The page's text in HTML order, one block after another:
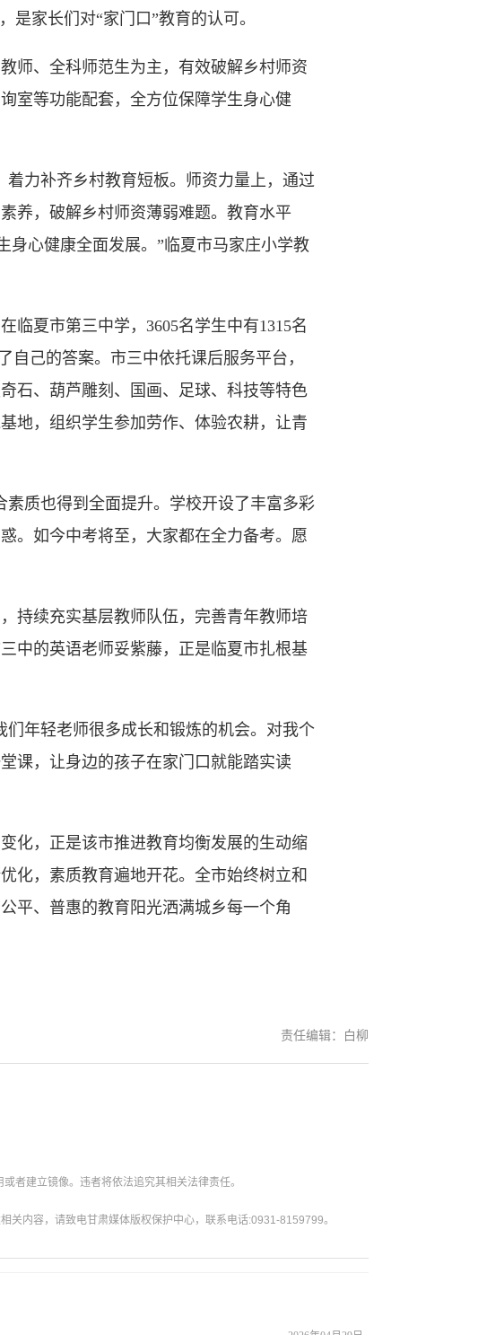
是家长们对“家门口”教育的认可。
、全科师范生为主，有效破解乡村师资
室等功能配套，全方位保障学生身心健
力补齐乡村教育短板。师资力量上，通过
养，破解乡村师资薄弱难题。教育水平
身心健康全面发展。”临夏市马家庄小学教
夏市第三中学，3605名学生中有1315名
自己的答案。市三中依托课后服务平台，
石、葫芦雕刻、国画、足球、科技等特色
地，组织学生参加劳作、体验农耕，让青
质也得到全面提升。学校开设了丰富多彩
。如今中考将至，大家都在全力备考。愿
续充实基层教师队伍，完善青年教师培
中的英语老师妥紫藤，正是临夏市扎根基
年轻老师很多成长和锻炼的机会。对我个
课，让身边的孩子在家门口就能踏实读
，正是该市推进教育均衡发展的生动缩
化，素质教育遍地开花。全市始终树立和
平、普惠的教育阳光洒满城乡每一个角
责任编辑：白柳
者建立镜像。违者将依法追究其相关法律责任。
内容，请致电甘肃媒体版权保护中心，联系电话:0931-8159799。